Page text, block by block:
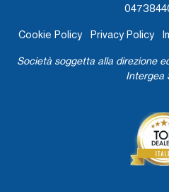
Cookie Policy Privacy Policy
Società soggetta alla direzione
Intergea